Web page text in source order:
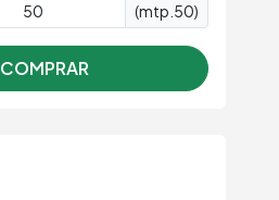
(mtp.50)
COMPRAR